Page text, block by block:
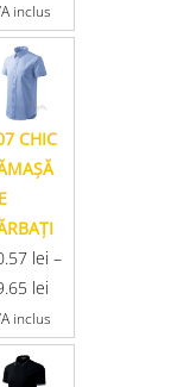
inclus
CHIC
lei –
lei
inclus